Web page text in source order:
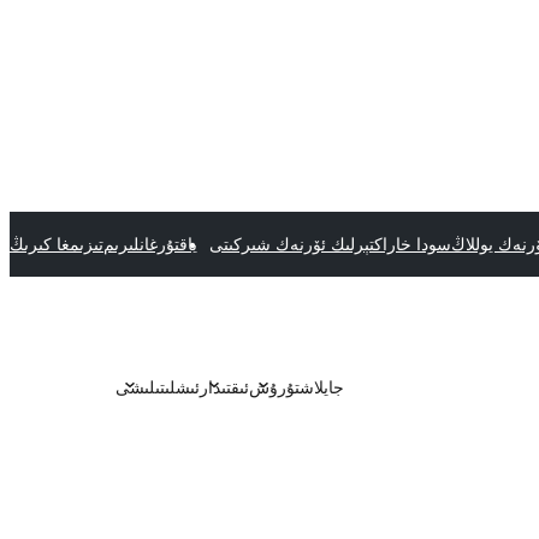
يوللاڭسودا خاراكتېرلىك ئۆرنەك شىركىتى ياقتۇرغانلىرىمتىزىمغا كىرىڭ
جايلاشتۇرۇشئىقتىدار ئىشلىتىلىشى